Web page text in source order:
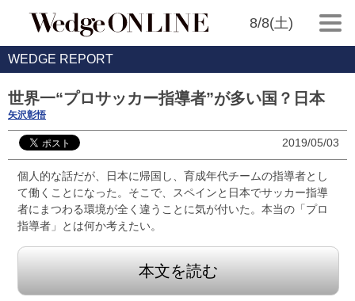
8/8(土)
WEDGE REPORT
世界一“プロサッカー指導者”が多い国？日本
矢沢彰悟
2019/05/03
個人的な話だが、日本に帰国し、育成年代チームの指導者とし
て働くことになった。そこで、スペインと日本でサッカー指導
者にまつわる環境が全く違うことに気が付いた。本当の「プロ
指導者」とは何か考えたい。
本文を読む